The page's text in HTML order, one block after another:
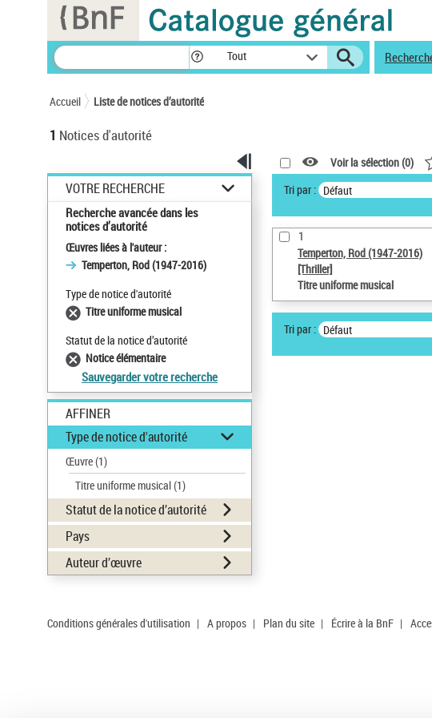
Tout
Accueil Liste de notices d’autorité
1 Notices d'autorité
VOTRE RECHERCHE
Recherche avancée dans les
notices d’autorité
Œuvres liées à l'auteur :
Temperton, Rod (1947-2016)
Type de notice d'autorité
Titre uniforme musical
Statut de la notice d’autorité
Notice élémentaire
Sauvegarder votre recherche
AFFINER
Type de notice d'autorité
Œuvre(1)
Titre uniforme musical(1)
Statut de la notice d’autorité
Pays
Auteur d’œuvre
Voir la sélection (0)
Tri par : Défaut
1
Temperton, Rod (1947-2016)
[Thriller]
Titre uniforme musical
Tri par : Défaut
Conditions générales d'utilisation | A propos | Plan du site | Écrire à la BnF |
Panneau de gestion des cookies